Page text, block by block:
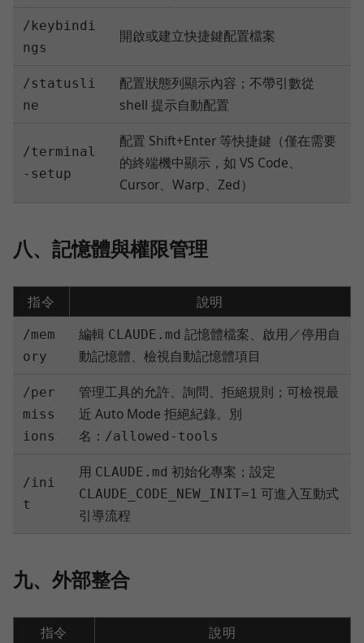
/keybindi
ngs
開啟或建立快捷鍵配置檔案
/statusli
ne
配置狀態列顯示內容；不帶引數從
shell 提示自動配置
/terminal
-setup
配置 Shift+Enter 等快捷鍵（僅在需要
的終端機中顯示，如 VS Code、
Cursor、Warp、Zed）
八、記憶體與權限管理
指令 說明
/mem
ory
編輯 CLAUDE.md 記憶體檔案、啟用／停用自
動記憶體、檢視自動記憶體項目
/per
miss
ions
管理工具的允許、詢問、拒絕規則；可檢視最
近 Auto Mode 拒絕紀錄。別
名： /allowed-tools
/ini
t
用 CLAUDE.md 初始化專案；設定
CLAUDE_CODE_NEW_INIT=1 可進入互動式
引導流程
九、外部整合
指令 說明